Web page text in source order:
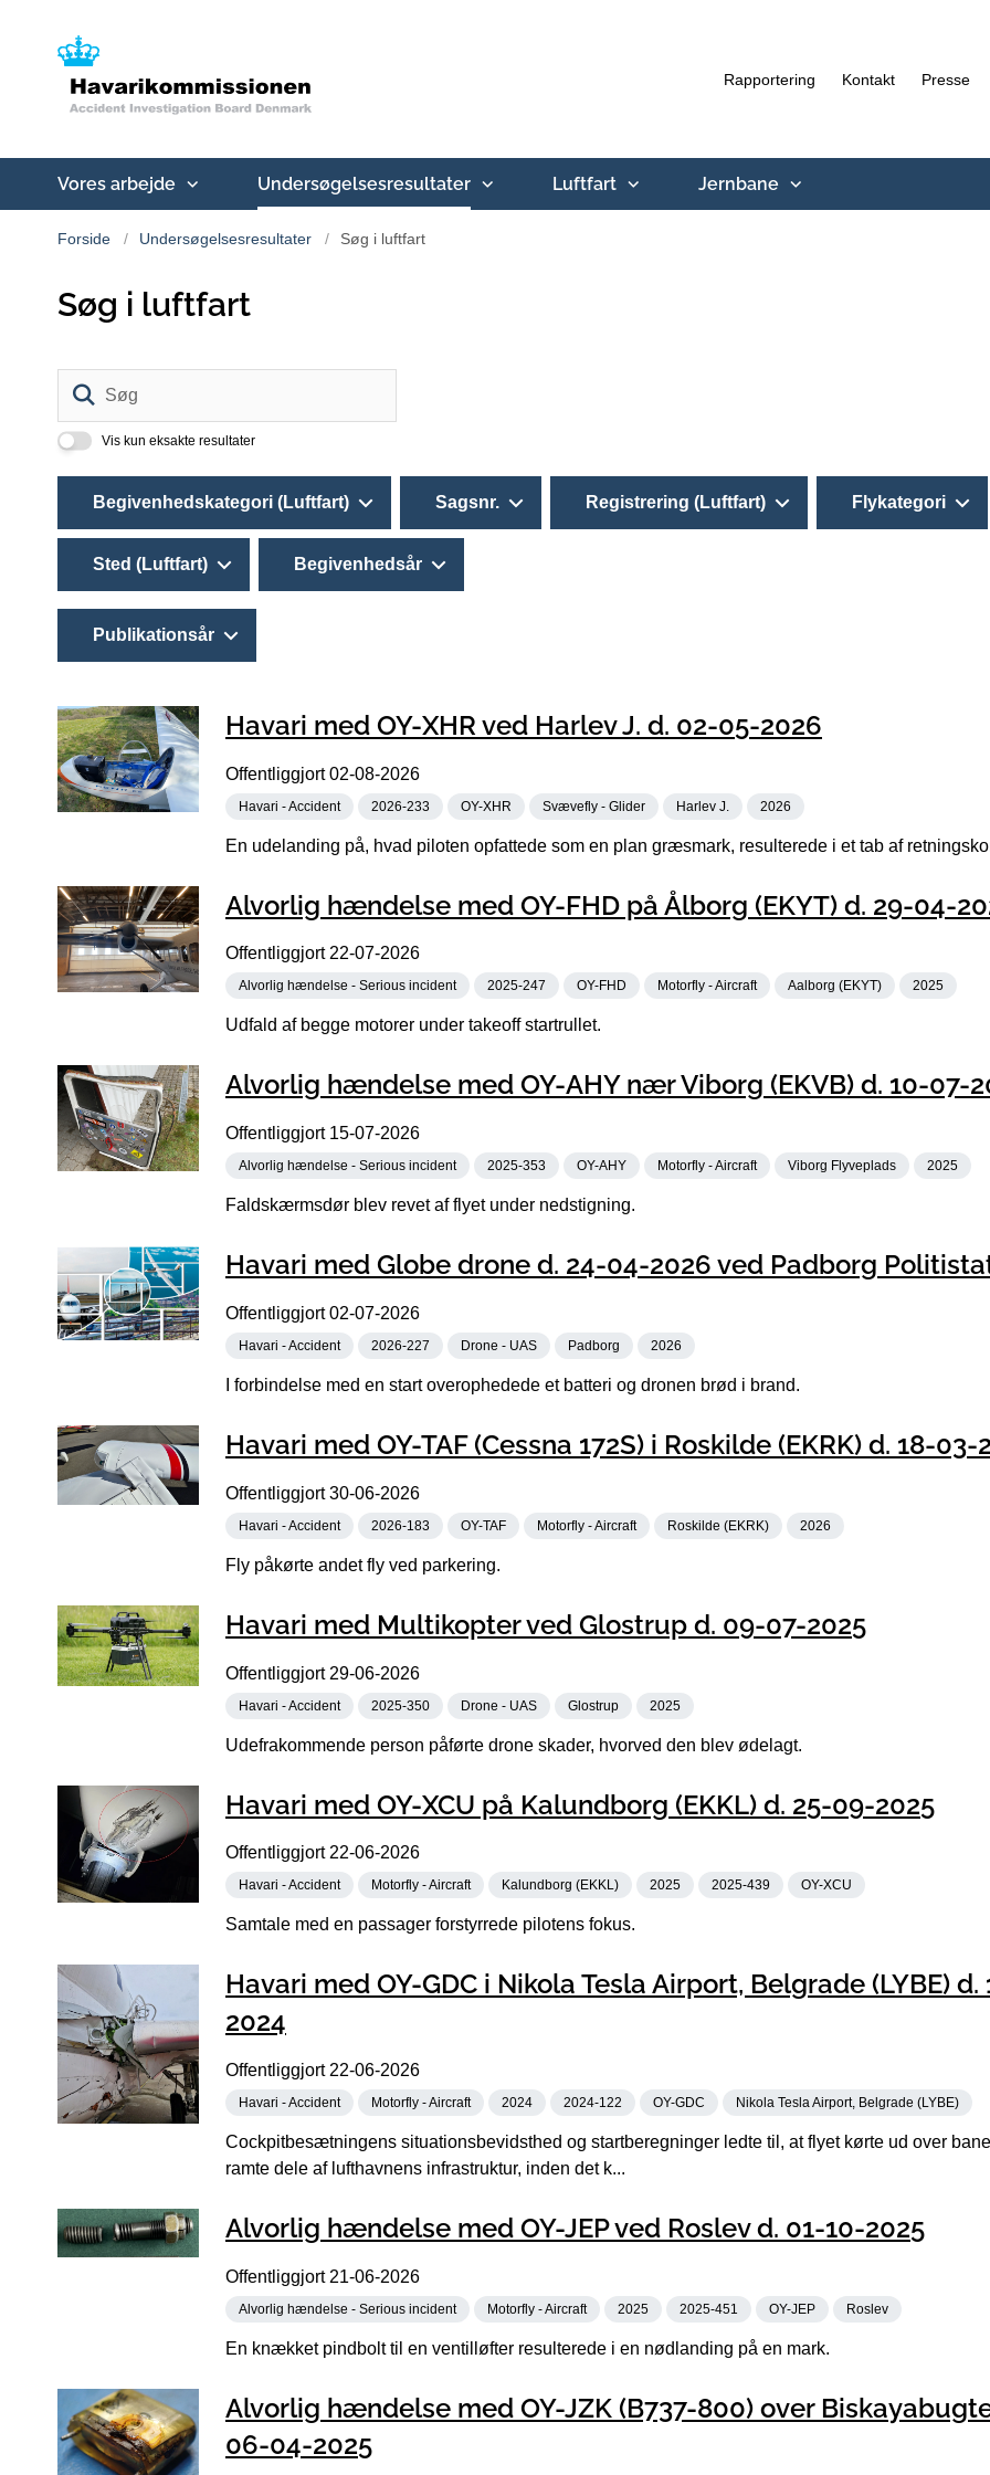
Rapportering Kontakt Presse
Vores arbejde Undersøgelsesresultater Luftfart Jernbane
Forside Undersøgelsesresultater Søg i luftfart
Søg i luftfart
Vis kun eksakte resultater
Begivenhedskategori (Luftfart) Sagsnr. Registrering (Luftfart) Flykategori
Sted (Luftfart) Begivenhedsår
Publikationsår
Havari med OY-XHR ved Harlev J. d. 02-05-2026
Offentliggjort02-08-2026
Havari - Accident 2026-233 OY-XHR Svævefly - Glider Harlev J. 2026
En udelanding på, hvad piloten opfattede som en plan græsmark, resulterede i et tab af
Alvorlig hændelse med OY-FHD på Ålborg (EKYT) d. 29-04-
Offentliggjort22-07-2026
Alvorlig hændelse - Serious incident 2025-247 OY-FHD Motorfly - Aircraft Aalborg (EKYT) 2025
Udfald af begge motorer under takeoff startrullet.
Alvorlig hændelse med OY-AHY nær Viborg (EKVB) d. 10-07-
Offentliggjort 15-07-2026
Alvorlig hændelse - Serious incident 2025-353 OY-AHY Motorfly - Aircraft Viborg Flyveplads 2025
Faldskærmsdør blev revet af flyet under nedstigning.
Havari med Globe drone d. 24-04-2026 ved Padborg
Offentliggjort02-07-2026
Havari - Accident 2026-227 Drone - UAS Padborg 2026
I forbindelse med en start overophedede et batteri og dronen brød i brand.
Havari med OY-TAF (Cessna 172S) i Roskilde (EKRK) d. 18-03-
Offentliggjort30-06-2026
Havari - Accident 2026-183 OY-TAF Motorfly - Aircraft Roskilde (EKRK) 2026
Fly påkørte andet fly ved parkering.
Havari med Multikopter ved Glostrup d. 09-07-2025
Offentliggjort 29-06-2026
Havari - Accident 2025-350 Drone - UAS Glostrup 2025
Udefrakommende person påførte drone skader, hvorved den blev ødelagt.
Havari med OY-XCU på Kalundborg (EKKL) d. 25-09-2025
Offentliggjort 22-06-2026
Havari - Accident Motorfly - Aircraft Kalundborg (EKKL) 2025 2025-439 OY-XCU
Samtale med en passager forstyrrede pilotens fokus.
Havari med OY-GDC i Nikola Tesla Airport, Belgrade (LYBE) d.
2024
Offentliggjort 22-06-2026
Havari - Accident Motorfly - Aircraft 2024 2024-122 OY-GDC Nikola Tesla Airport, Belgrade (LYBE)
Cockpitbesætningens situationsbevidsthed og startberegninger ledte til, at flyet kørte ud over
ramte dele af lufthavnens infrastruktur, inden det k...
Alvorlig hændelse med OY-JEP ved Roslev d. 01-10-2025
Offentliggjort 21-06-2026
Alvorlig hændelse - Serious incident Motorfly - Aircraft 2025 2025-451 OY-JEP Roslev
En knækket pindbolt til en ventilløfter resulterede i en nødlanding på en mark.
Alvorlig hændelse med OY-JZK (B737-800) over
06-04-2025